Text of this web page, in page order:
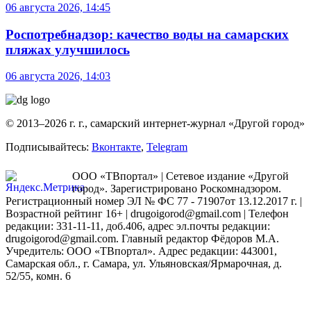
06 августа 2026, 14:45
Роспотребнадзор: качество воды на самарских
пляжах улучшилось
06 августа 2026, 14:03
© 2013–2026 г. г., самарский интернет-журнал «Другой город»
Подписывайтесь: Вконтакте, Telegram
ООО «ТВпортал» | Сетевое издание «Другой
город». Зарегистрировано Роскомнадзором.
Регистрационный номер ЭЛ № ФС 77 - 71907от 13.12.2017 г. |
Возрастной рейтинг 16+ | drugoigorod@gmail.com | Телефон
редакции: 331-11-11, доб.406, адрес эл.почты редакции:
drugoigorod@gmail.com. Главный редактор Фёдоров М.А.
Учредитель: ООО «ТВпортал». Адрес редакции: 443001,
Самарская обл., г. Самара, ул. Ульяновская/Ярмарочная, д.
52/55, комн. 6